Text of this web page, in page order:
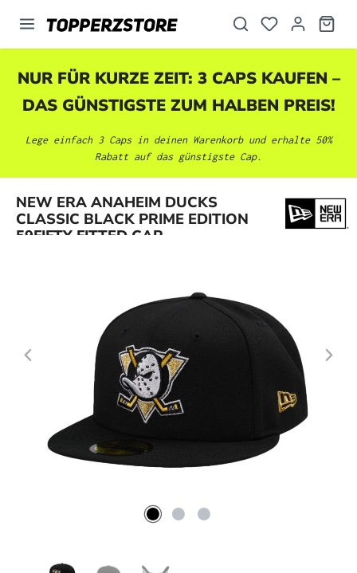
springen
NUR FÜR KURZE ZEIT: 3 CAPS KAUFEN –
DAS GÜNSTIGSTE ZUM HALBEN PREIS!
Lege einfach 3 Caps in deinen Warenkorb und erhalte 50%
Rabatt auf das günstigste Cap.
NEW ERA ANAHEIM DUCKS
CLASSIC BLACK PRIME EDITION
59FIFTY FITTED CAP